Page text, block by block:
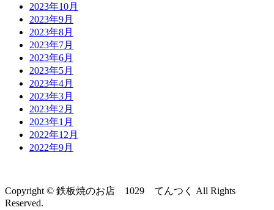
2023年10月
2023年9月
2023年8月
2023年7月
2023年6月
2023年5月
2023年4月
2023年3月
2023年2月
2023年1月
2022年12月
2022年9月
Copyright © 鉄板焼のお店 1029 てんつく All Rights
Reserved.